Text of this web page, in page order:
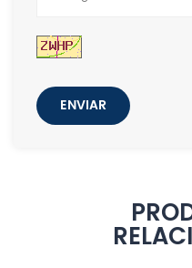
ENVIAR